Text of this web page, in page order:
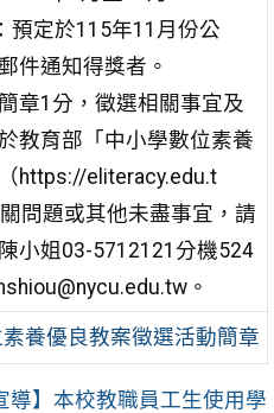
預定於115年11月份公
件通知得獎者。
章1分，徵選相關事宜及
教育部「中小學數位素養
https://eliteracy.edu.t
問題或其他未盡事宜，請
小姐03-5712121分機524
。
養優良教案徵選活動簡章
導】本校教職員工生使用學